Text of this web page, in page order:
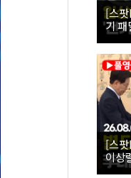
[스
기
[스
이상
직접